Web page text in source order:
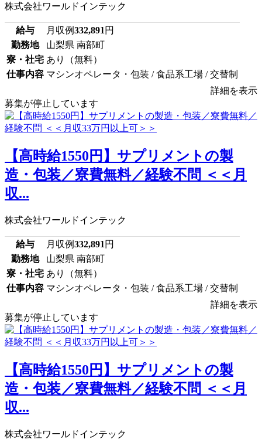
株式会社ワールドインテック
給与 月収例332,891 円
勤務地
山梨県 南部町
寮・社宅 あり（無料）
仕事内容 マシンオペレータ・包装 / 食品系工場 / 交替制
詳細を表示
募集が停止しています
【高時給1550円】サプリメントの製
造・包装／寮費無料／経験不問 ＜＜月
収...
株式会社ワールドインテック
給与 月収例332,891 円
勤務地
山梨県 南部町
寮・社宅 あり（無料）
仕事内容 マシンオペレータ・包装 / 食品系工場 / 交替制
詳細を表示
募集が停止しています
【高時給1550円】サプリメントの製
造・包装／寮費無料／経験不問 ＜＜月
収...
株式会社ワールドインテック